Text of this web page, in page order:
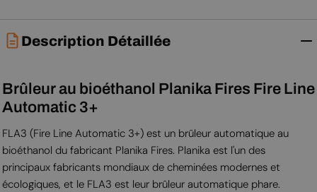
Description Détaillée
Brûleur au bioéthanol Planika Fires Fire Line
Automatic 3+
FLA3 (Fire Line Automatic 3+) est un brûleur automatique au
bioéthanol du fabricant Planika Fires. Planika est l'un des
principaux fabricants mondiaux de cheminées modernes et
écologiques, et le FLA3 est leur brûleur automatique phare.